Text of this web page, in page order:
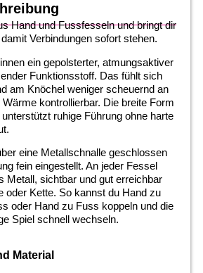
Hand und Fussfesseln und bringt dir
Verbindungen sofort stehen.
ein gepolsterter, atmungsaktiver
Funktionsstoff. Das fühlt sich
am Knöchel weniger scheuernd an
kontrollierbar. Die breite Form
ruhige Führung ohne harte
eine Metallschnalle geschlossen
fein eingestellt. An jeder Fessel
Metall, sichtbar und gut erreichbar
oder Kette. So kannst du Hand zu
oder Hand zu Fuss koppeln und die
Spiel schnell wechseln.
Material